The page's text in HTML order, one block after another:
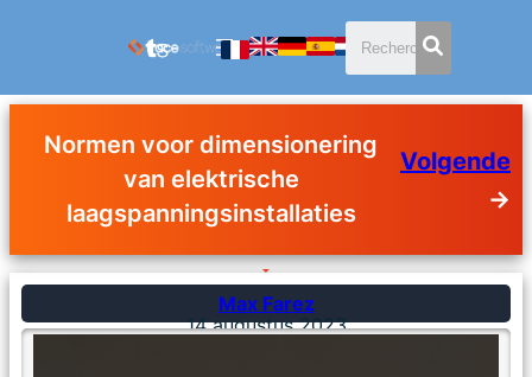
Normen voor dimensionering
van elektrische
laagspanningsinstallaties
Volgende
→
Max Farez
14 augustus 2023